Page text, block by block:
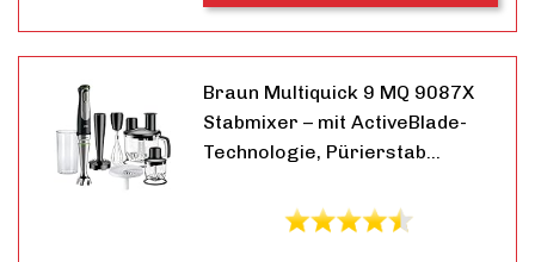
Braun Multiquick 9 MQ 9087X
Stabmixer – mit ActiveBlade-
Technologie, Pürierstab…